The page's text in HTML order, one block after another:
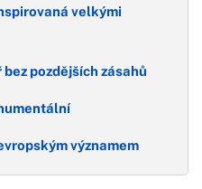
velkými
pozdějších zásahů
významem